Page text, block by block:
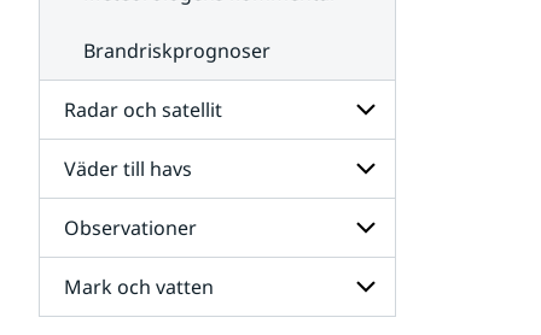
Brandriskprognoser
Radar och satellit
Undersidor
för
Radar
och
satellit
Väder till havs
Undersidor
för
Väder
till
havs
Observationer
Undersidor
för
Mark och vatten